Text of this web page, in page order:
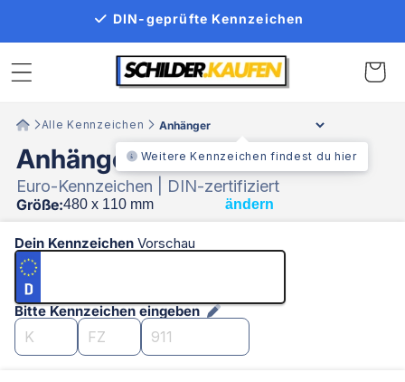
Inhalt
DIN-geprüfte Kennzeichen
Alle Kennzeichen
Anhänger Kennzeichen
Euro-Kennzeichen | DIN-zertifiziert
Größe: ändern
Dein Kennzeichen Vorschau
Bitte Kennzeichen eingeben
Weitere Kennzeichen findest du hier